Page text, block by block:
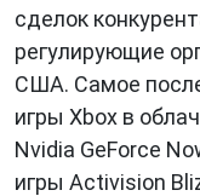
сделок
регулирующие
США. Самое
игры Xbox в
Nvidia GeForce
игры Activision